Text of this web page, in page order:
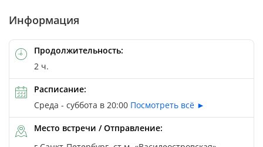
Информация
Продолжительность:
2 ч.
Расписание:
Среда - суббота в 20:00 Посмотреть всё ►
Место встречи / Отправление: